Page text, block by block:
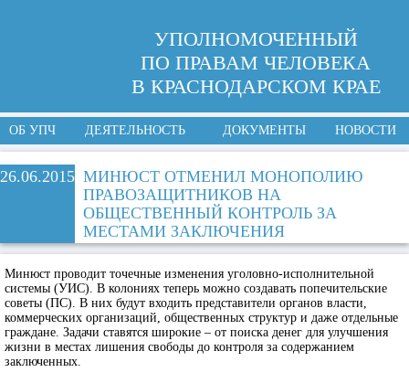
УПОЛНОМОЧЕННЫЙ
ПО ПРАВАМ ЧЕЛОВЕКА
В КРАСНОДАРСКОМ КРАЕ
ОБ УПЧ ДЕЯТЕЛЬНОСТЬ ДОКУМЕНТЫ НОВОСТИ
26.06.2015 МИНЮСТ ОТМЕНИЛ МОНОПОЛИЮ
ПРАВОЗАЩИТНИКОВ НА
ОБЩЕСТВЕННЫЙ КОНТРОЛЬ ЗА
МЕСТАМИ ЗАКЛЮЧЕНИЯ
Минюст проводит точечные изменения уголовно-исполнительной
системы (УИС). В колониях теперь можно создавать попечительские
советы (ПС). В них будут входить представители органов власти,
коммерческих организаций, общественных структур и даже отдельные
граждане. Задачи ставятся широкие – от поиска денег для улучшения
жизни в местах лишения свободы до контроля за содержанием
заключенных.